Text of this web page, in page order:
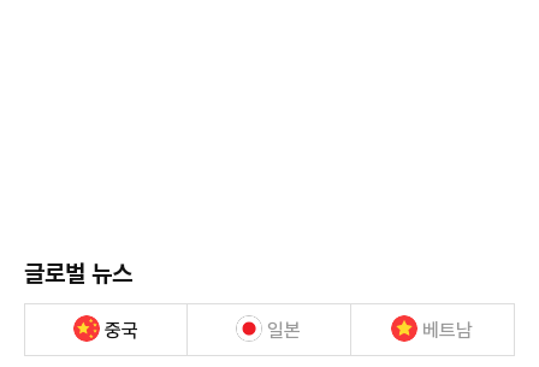
글로벌 뉴스
중국 일본 베트남